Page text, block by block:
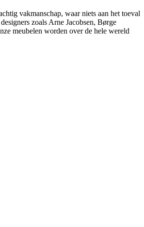
vakmanschap, waar niets aan het toeval
zoals Arne Jacobsen, Børge
meubelen worden over de hele wereld